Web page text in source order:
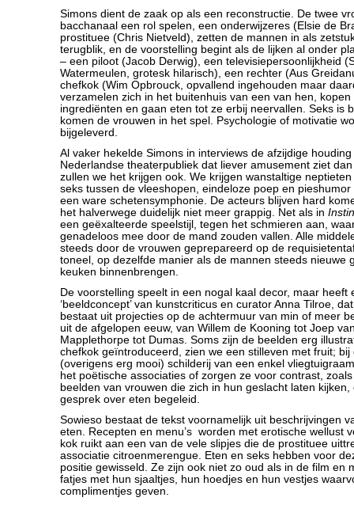
Simons dient de zaak op als een reconstructie. De twee
bacchanaal een rol spelen, een onderwijzeres (Elsie de
prostituee (Chris Nietveld), zetten de mannen in als
terugblik, en de voorstelling begint als de lijken al onder
– een piloot (Jacob Derwig), een televisiepersoonlijkheid
Watermeulen, grotesk hilarisch), een rechter (Aus
chefkok (Wim Opbrouck, opvallend ingehouden maar
verzamelen zich in het buitenhuis van een van hen,
ingrediënten en gaan eten tot ze erbij neervallen. Seks is
komen de vrouwen in het spel. Psychologie of motivatie
bijgeleverd.
Al vaker hekelde Simons in interviews de afzijdige
Nederlandse theaterpubliek dat liever amusement ziet
zullen we het krijgen ook. We krijgen wanstaltige
seks tussen de vleeshopen, eindeloze poep en
een ware schetensymphonie. De acteurs blijven hard
het halverwege duidelijk niet meer grappig. Net als in
een geëxalteerde speelstijl, tegen het schmieren aan,
genadeloos mee door de mand zouden vallen. Alle
steeds door de vrouwen geprepareerd op de
toneel, op dezelfde manier als de mannen steeds nieuwe
keuken binnenbrengen.
De voorstelling speelt in een nogal kaal decor, maar heeft
‘beeldconcept’ van kunstcriticus en curator Anna Tilroe,
bestaat uit projecties op de achtermuur van min of meer
uit de afgelopen eeuw, van Willem de Kooning tot Joep
Mapplethorpe tot Dumas. Soms zijn de beelden erg
chefkok geïntroduceerd, zien we een stilleven met fruit;
(overigens erg mooi) schilderij van een enkel
het poëtische associaties of zorgen ze voor contrast,
beelden van vrouwen die zich in hun geslacht laten
gesprek over eten begeleid.
Sowieso bestaat de tekst voornamelijk uit beschrijvingen
eten. Recepten en menu’s worden met erotische wellust
kok ruikt aan een van de vele slipjes die de prostituee
associatie citroenmerengue. Eten en seks hebben voor
positie gewisseld. Ze zijn ook niet zo oud als in de film en
fatjes met hun sjaaltjes, hun hoedjes en hun vestjes
complimentjes geven.